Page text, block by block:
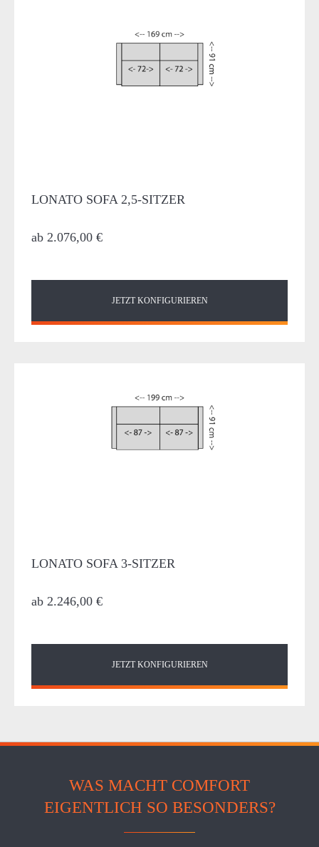
LONATO SOFA 2,5-SITZER
ab 2.076,00 €
JETZT KONFIGURIEREN
LONATO SOFA 3-SITZER
ab 2.246,00 €
JETZT KONFIGURIEREN
WAS MACHT COMFORT
EIGENTLICH SO BESONDERS?